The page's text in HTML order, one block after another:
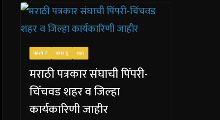
महत्त्वाचे महाराष्ट्र शहर
मराठी पत्रकार संघाची पिंपरी-
चिंचवड शहर व जिल्हा
कार्यकारिणी जाहीर